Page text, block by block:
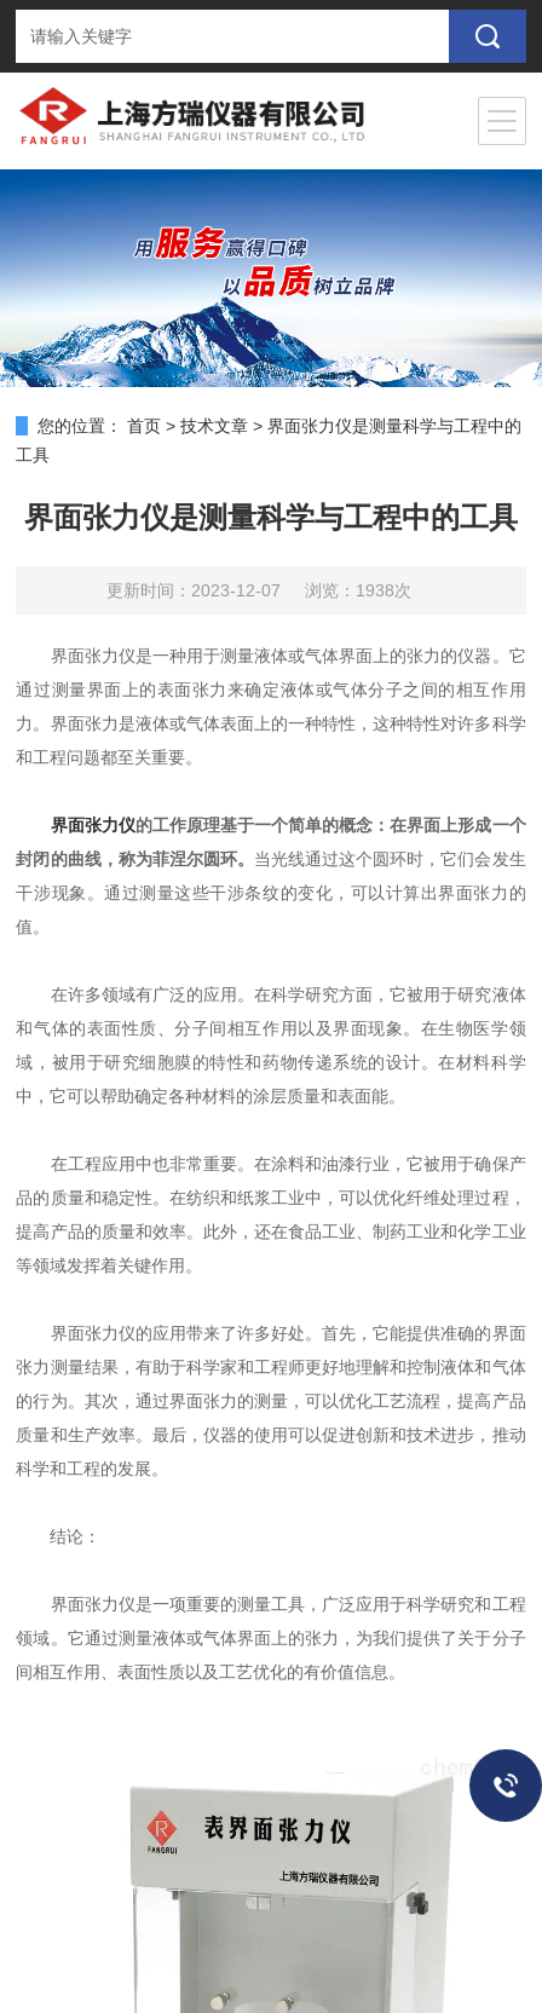
您的位置： 首页 >技术文章 >界面张力仪是测量科学与工程中的
工具
界面张力仪是测量科学与工程中的工具
更新时间：2023-12-07 浏览：1938次
界面张力仪是一种用于测量液体或气体界面上的张力的仪器。它
通过测量界面上的表面张力来确定液体或气体分子之间的相互作用
力。界面张力是液体或气体表面上的一种特性，这种特性对许多科学
和工程问题都至关重要。
界面张力仪的工作原理基于一个简单的概念：在界面上形成一个
封闭的曲线，称为菲涅尔圆环。 当光线通过这个圆环时，它们会发生
干涉现象。通过测量这些干涉条纹的变化，可以计算出界面张力的
值。
在许多领域有广泛的应用。在科学研究方面，它被用于研究液体
和气体的表面性质、分子间相互作用以及界面现象。在生物医学领
域，被用于研究细胞膜的特性和药物传递系统的设计。在材料科学
中，它可以帮助确定各种材料的涂层质量和表面能。
在工程应用中也非常重要。在涂料和油漆行业，它被用于确保产
品的质量和稳定性。在纺织和纸浆工业中，可以优化纤维处理过程，
提高产品的质量和效率。此外，还在食品工业、制药工业和化学工业
等领域发挥着关键作用。
界面张力仪的应用带来了许多好处。首先，它能提供准确的界面
张力测量结果，有助于科学家和工程师更好地理解和控制液体和气体
的行为。其次，通过界面张力的测量，可以优化工艺流程，提高产品
质量和生产效率。最后，仪器的使用可以促进创新和技术进步，推动
科学和工程的发展。
结论：
界面张力仪是一项重要的测量工具，广泛应用于科学研究和工程
领域。它通过测量液体或气体界面上的张力，为我们提供了关于分子
间相互作用、表面性质以及工艺优化的有价值信息。